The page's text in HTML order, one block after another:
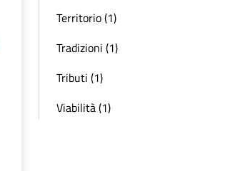
Territorio (1)
Tradizioni (1)
Tributi (1)
Viabilità (1)